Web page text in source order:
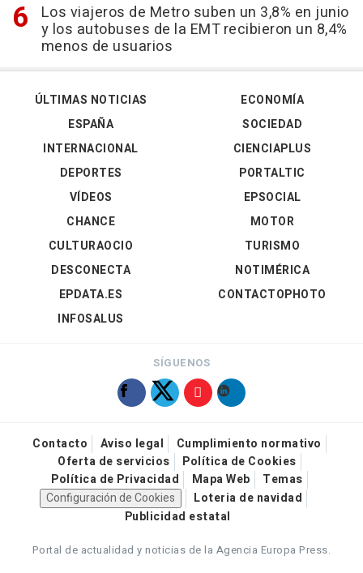
Los viajeros de Metro suben un 3,8% en junio
y los autobuses de la EMT recibieron un 8,4%
menos de usuarios
ÚLTIMAS NOTICIAS
ESPAÑA
INTERNACIONAL
DEPORTES
VÍDEOS
ECONOMÍA
SOCIEDAD
CIENCIAPLUS
PORTALTIC
EPSOCIAL
CHANCE
CULTURAOCIO
DESCONECTA
EPDATA.ES
INFOSALUS
MOTOR
TURISMO
NOTIMÉRICA
CONTACTOPHOTO
SÍGUENOS
Contacto Aviso legal
Cumplimiento normativo
Oferta de servicios
Política de Cookies
Política de Privacidad
Mapa Web
Temas
Configuración de Cookies
Loteria de navidad
Publicidad estatal
Portal de actualidad y noticias de la Agencia Europa Press.